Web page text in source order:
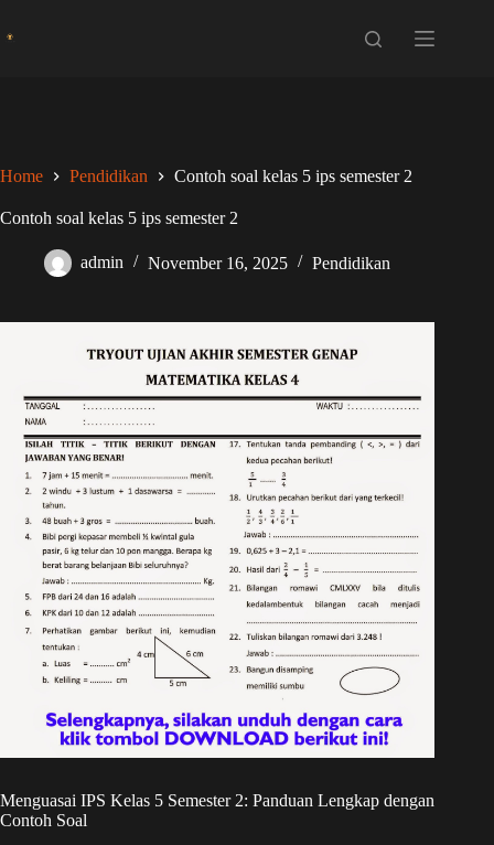
Home Pendidikan Contoh soal kelas 5 ips semester 2
Contoh soal kelas 5 ips semester 2
admin November 16, 2025 Pendidikan
Menguasai IPS Kelas 5 Semester 2: Panduan Lengkap dengan
Contoh Soal